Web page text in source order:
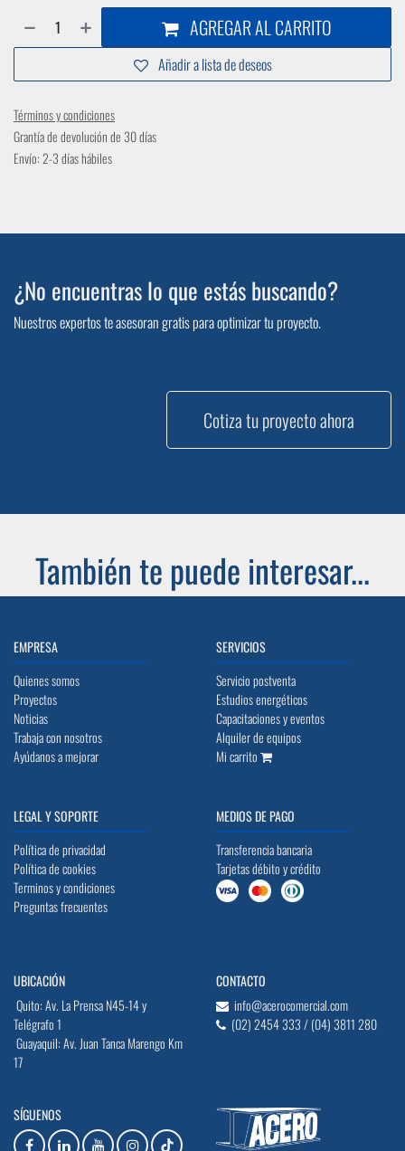
AGREGAR AL CARRITO
Añadir a lista de deseos
Términos y condiciones
Grantía de devolución de 30 días
Envío: 2-3 días hábiles
¿No encuentras lo que estás buscando?
Nuestros expertos te asesoran gratis para optimizar tu proyecto.
Cotiza tu proyecto ahora
También te puede interesar...
EMPRESA
Quienes somos
Proyectos
Noticias
Trabaja con nosotros
Ayúdanos a mejorar
SERVICIOS
Servicio postventa
Estudios energéticos
Capacitaciones y eventos
Alquiler de equipos
Mi carrito
LEGAL Y SOPORTE
Política de privacidad
Política de cookies
Terminos y condiciones
Preguntas frecuentes
MEDIOS DE PAGO
Transferencia bancaria
Tarjetas débito y crédito
UBICACIÓN
Quito: Av. La Prensa N45-14 y
Telégrafo 1
Guayaquil: Av. Juan Tanca Marengo Km
17
CONTACTO
info@acerocomercial.com
(02) 2454 333 / (04) 3811 280
SÍGUENOS